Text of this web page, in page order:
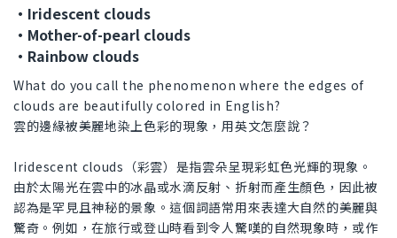
・Iridescent clouds
・Mother-of-pearl clouds
・Rainbow clouds
What do you call the phenomenon where the edges of
clouds are beautifully colored in English?
雲的邊緣被美麗地染上色彩的現象，用英文怎麼說？
Iridescent clouds（彩雲）是指雲朵呈現彩虹色光輝的現象。
由於太陽光在雲中的冰晶或水滴反射、折射而產生顏色，因此被
認為是罕見且神秘的景象。這個詞語常用來表達大自然的美麗與
驚奇。例如，在旅行或登山時看到令人驚嘆的自然現象時，或作